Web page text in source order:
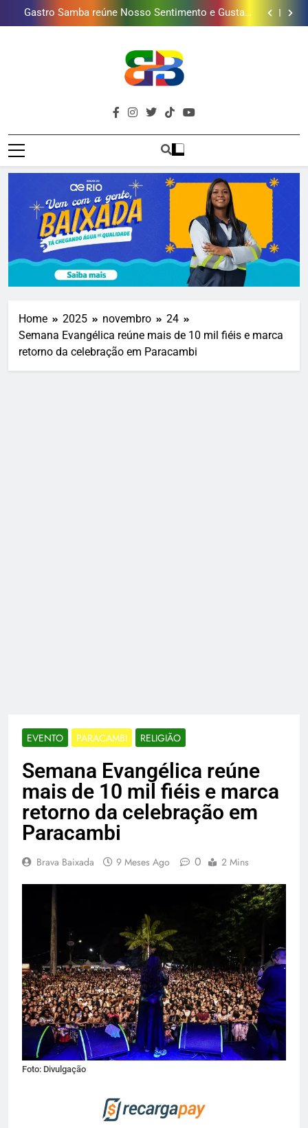
mais combina com ele
Lins em Nova Iguaçu neste fim de semana
Shopping Grande Rio sorteia MacBook e oferece
vinho em campanha de Dia dos Pais
Obra garante a preservação de 190 milhões de litros
presentear o seu pai. Descubra como escolher o que
mais combina com ele
Gastro Samba reúne Nosso Sentimento e Gustavo
Lins em Nova Iguaçu neste fim de semana
Shopping Grande Rio sorteia MacBook e oferece
vinho em campanha de Dia dos Pais
Obra garante a preservação de 190 milhões de litros
de água por ano na Baixada Fluminense
Brava
Baixada
Baixada Fluminense Em Destaque!
Home 2025 novembro
24
Semana Evangélica reúne mais de 10 mil fiéis e marca
retorno da celebração em Paracambi
EVENTO PARACAMBI RELIGIÃO
Semana Evangélica reúne
mais de 10 mil fiéis e marca
retorno da celebração em
Paracambi
Brava Baixada 9 Meses Ago 0 2 Mins
Foto: Divulgação